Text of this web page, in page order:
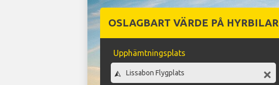
OSLAGBART VÄRDE PÅ HYRBILAR
Upphämtningsplats